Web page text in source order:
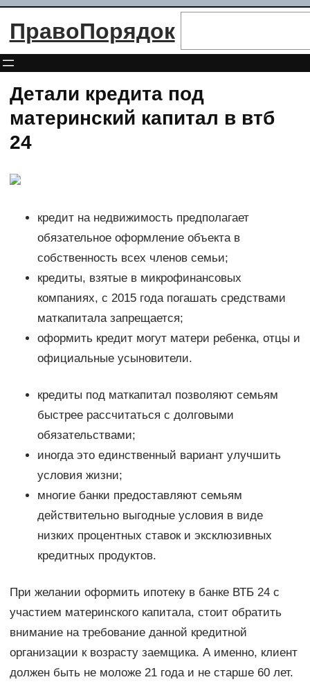
Перейти
ПравоПорядок
Детали кредита под
материнский капитал в втб
24
кредит на недвижимость предполагает
обязательное оформление объекта в
собственность всех членов семьи;
кредиты, взятые в микрофинансовых
компаниях, с 2015 года погашать средствами
маткапитала запрещается;
оформить кредит могут матери ребенка, отцы и
официальные усыновители.
кредиты под маткапитал позволяют семьям
быстрее рассчитаться с долговыми
обязательствами;
иногда это единственный вариант улучшить
условия жизни;
многие банки предоставляют семьям
действительно выгодные условия в виде
низких процентных ставок и эксклюзивных
кредитных продуктов.
При желании оформить ипотеку в банке ВТБ 24 с
участием материнского капитала, стоит обратить
внимание на требование данной кредитной
организации к возрасту заемщика. А именно, клиент
должен быть не моложе 21 года и не старше 60 лет.